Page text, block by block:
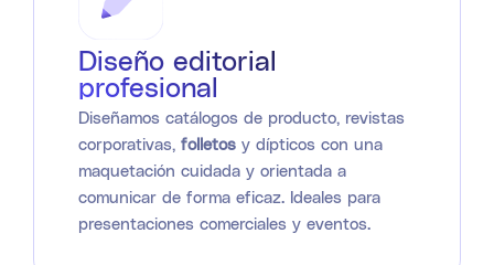
Diseño editorial
profesional
Diseñamos catálogos de producto, revistas
corporativas, folletos y dípticos con una
maquetación cuidada y orientada a
comunicar de forma eficaz. Ideales para
presentaciones comerciales y eventos.